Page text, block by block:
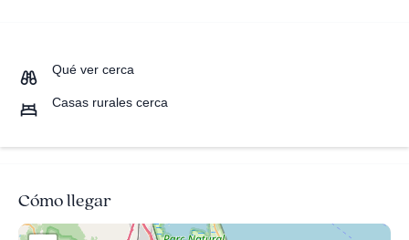
Qué ver cerca
Casas rurales cerca
Cómo llegar